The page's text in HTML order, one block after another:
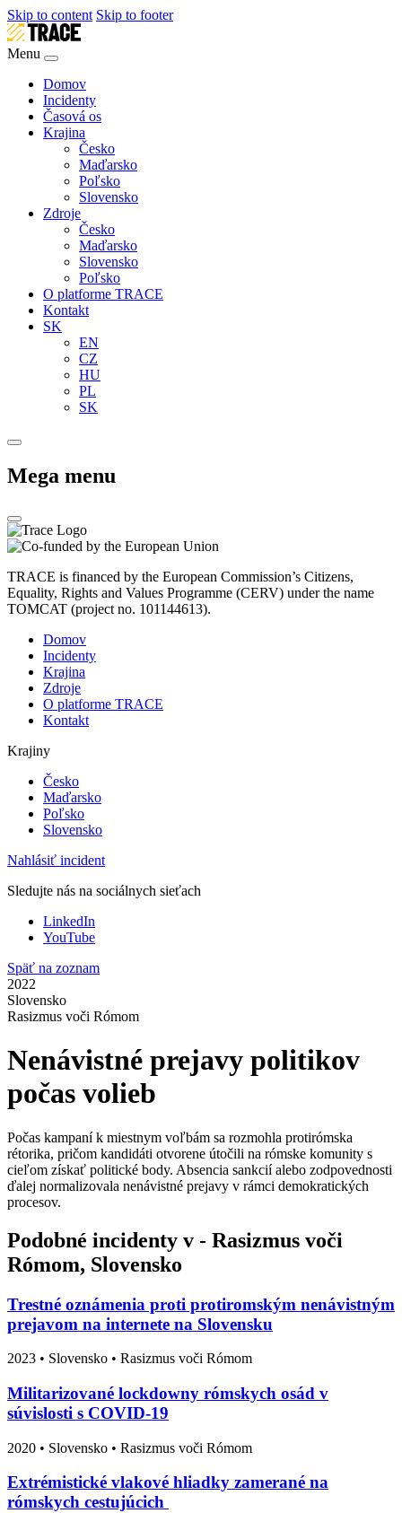
Skip to content Skip to footer
Menu
Domov
Incidenty
Časová os
Krajina
Česko
Maďarsko
Poľsko
Slovensko
Zdroje
Česko
Maďarsko
Slovensko
Poľsko
O platforme TRACE
Kontakt
SK
EN
CZ
HU
PL
SK
Mega menu
TRACE is financed by the European Commission’s Citizens,
Equality, Rights and Values Programme (CERV) under the name
TOMCAT (project no. 101144613).
Domov
Incidenty
Krajina
Zdroje
O platforme TRACE
Kontakt
Krajiny
Česko
Maďarsko
Poľsko
Slovensko
Nahlásiť incident
Sledujte nás na sociálnych sieťach
LinkedIn
YouTube
Späť na zoznam
2022
Slovensko
Rasizmus voči Rómom
Nenávistné prejavy politikov
počas volieb
Počas kampaní k miestnym voľbám sa rozmohla protirómska
rétorika, pričom kandidáti otvorene útočili na rómske komunity s
cieľom získať politické body. Absencia sankcií alebo zodpovednosti
ďalej normalizovala nenávistné prejavy v rámci demokratických
procesov.
Podobné incidenty v - Rasizmus voči
Rómom, Slovensko
Trestné oznámenia proti protiromským nenávistným
prejavom na internete na Slovensku
2023 • Slovensko • Rasizmus voči Rómom
Militarizované lockdowny rómskych osád v
súvislosti s COVID-19
2020 • Slovensko • Rasizmus voči Rómom
Extrémistické vlakové hliadky zamerané na
rómskych cestujúcich